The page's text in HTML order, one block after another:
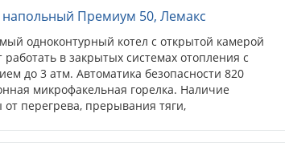
в работе. OpenTherm (стандартный
связи) используется в котловых системах и
между котлом и контроллером.
напольный Премиум 50, Лемакс
одноконтурный котел с открытой камерой
в закрытых системах отопления с
до 3 атм. Автоматика безопасности 820
микрофакельная горелка. Наличие
перегрева, прерывания тяги,